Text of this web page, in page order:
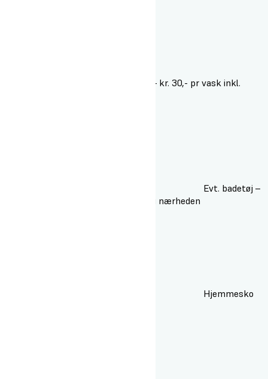
Snavsetøjspose (vi har vaskeri – kr. 30,- pr vask inkl.
Evt. badetøj –
vi har en svømmehal og strand i nærheden
Hjemmesko